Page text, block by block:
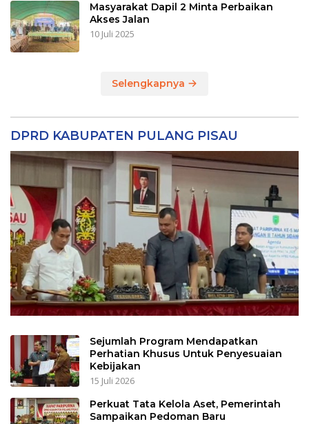
Masyarakat Dapil 2 Minta Perbaikan
Akses Jalan
10 Juli 2025
Selengkapnya
DPRD KABUPATEN PULANG PISAU
Sejumlah Program Mendapatkan
Perhatian Khusus Untuk Penyesuaian
Kebijakan
15 Juli 2026
Perkuat Tata Kelola Aset, Pemerintah
Sampaikan Pedoman Baru